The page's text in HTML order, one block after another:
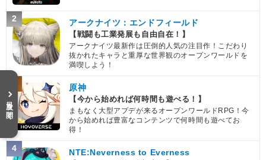
2 アークナイツ：エンドフィールド
【戦闘も工業発展も自由自在！】
アークナイツ最新作は圧倒的人気の注目作！こだわり
抜かれたキャラと重厚な世界観のオープンワールドを
満喫しよう！
原神
【今から始めれば何時間も遊べる！】
まもなく大型アプデが来るオープンワールドRPG！今
から始めれば豊富なコンテンツで何時間も遊べてお
得！
4 NTE:Neverness to Everness
目次を開く